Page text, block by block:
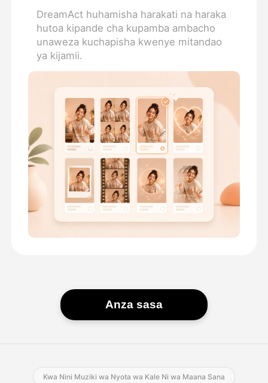
DreamAct huhamisha harakati na haraka
hutoa kipande cha kupamba ambacho
unaweza kuchapisha kwenye mitandao
ya kijamii.
Anza sasa
Kwa Nini Muziki wa Nyota wa Kale Ni wa Maana Sana